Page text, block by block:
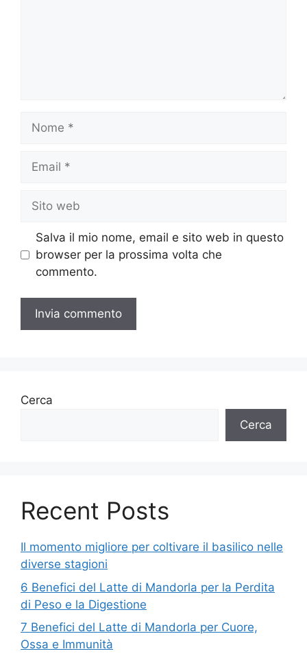
web
Salva il mio nome, email e sito web in questo
browser per la prossima volta che
commento.
Cerca
Cerca
Recent Posts
Il momento migliore per coltivare il basilico nelle
diverse stagioni
6 Benefici del Latte di Mandorla per la Perdita
di Peso e la Digestione
7 Benefici del Latte di Mandorla per Cuore,
Ossa e Immunità